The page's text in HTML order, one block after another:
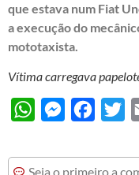
que estava num Fiat
a execução do
mototaxista.
Vítima carregava
WhatsAppMessenger
Seja o primeiro a